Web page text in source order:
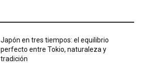
Japón en tres tiempos: el equilibrio
perfecto entre Tokio, naturaleza y
tradición